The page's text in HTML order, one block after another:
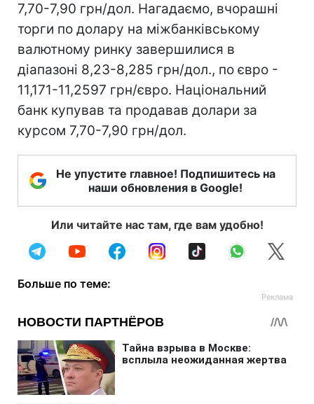
7,70-7,90 грн/дол. Нагадаємо, вчорашні
торги по долару на міжбанківському
валютному ринку завершилися в
діапазоні 8,23-8,285 грн/дол., по євро -
11,171-11,2597 грн/євро. Національний
банк купував та продавав долари за
курсом 7,70-7,90 грн/дол.
Не упустите главное! Подпишитесь на
наши обновления в Google!
Или читайте нас там, где вам удобно!
Больше по теме: